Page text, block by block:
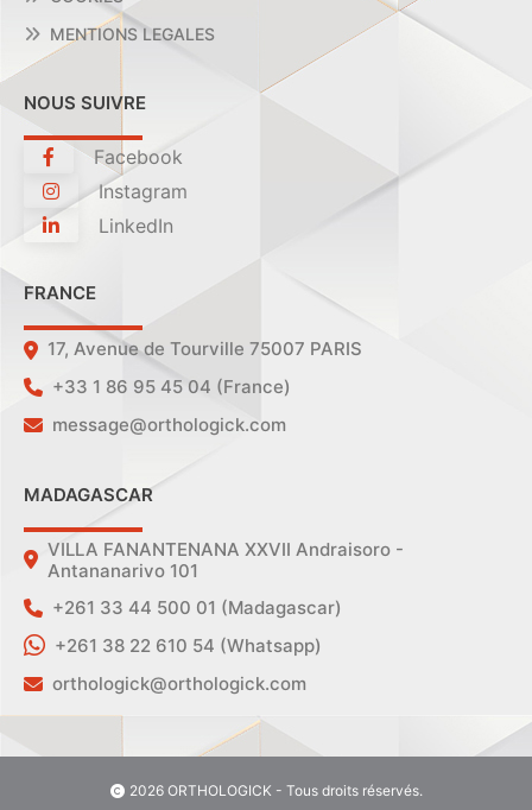
MENTIONS LEGALES
NOUS SUIVRE
Facebook
Instagram
LinkedIn
FRANCE
17, Avenue de Tourville 75007 PARIS
+33 1 86 95 45 04 (France)
message@orthologick.com
MADAGASCAR
VILLA FANANTENANA XXVII Andraisoro -
Antananarivo 101
+261 33 44 500 01 (Madagascar)
+261 38 22 610 54 (Whatsapp)
orthologick@orthologick.com
2026 ORTHOLOGICK - Tous droits réservés.